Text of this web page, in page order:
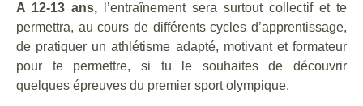
A 12-13 ans, l’entraînement sera surtout collectif et te
permettra, au cours de différents cycles d’apprentissage,
de pratiquer un athlétisme adapté, motivant et formateur
pour te permettre, si tu le souhaites de découvrir
quelques épreuves du premier sport olympique.